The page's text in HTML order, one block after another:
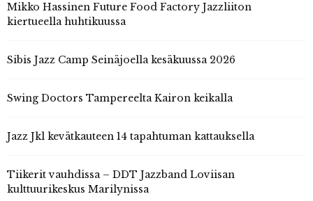
Mikko Hassinen Future Food Factory Jazzliiton
kiertueella huhtikuussa
Sibis Jazz Camp Seinäjoella kesäkuussa 2026
Swing Doctors Tampereelta Kairon keikalla
Jazz Jkl kevätkauteen 14 tapahtuman kattauksella
Tiikerit vauhdissa – DDT Jazzband Loviisan
kulttuurikeskus Marilynissa